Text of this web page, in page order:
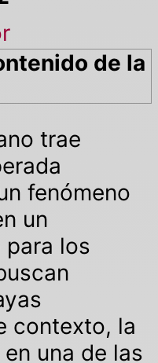
de la
trae
fenómeno
un
los
contexto, la
una de las